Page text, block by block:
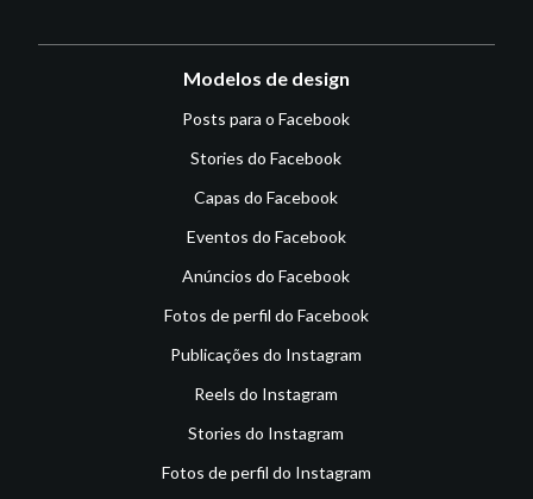
Modelos de design
Posts para o Facebook
Stories do Facebook
Capas do Facebook
Eventos do Facebook
Anúncios do Facebook
Fotos de perfil do Facebook
Publicações do Instagram
Reels do Instagram
Stories do Instagram
Fotos de perfil do Instagram